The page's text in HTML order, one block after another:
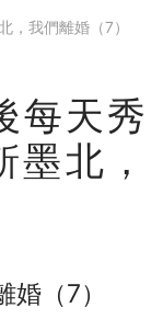
每天秀
北，
（7）
，我們離婚（7）